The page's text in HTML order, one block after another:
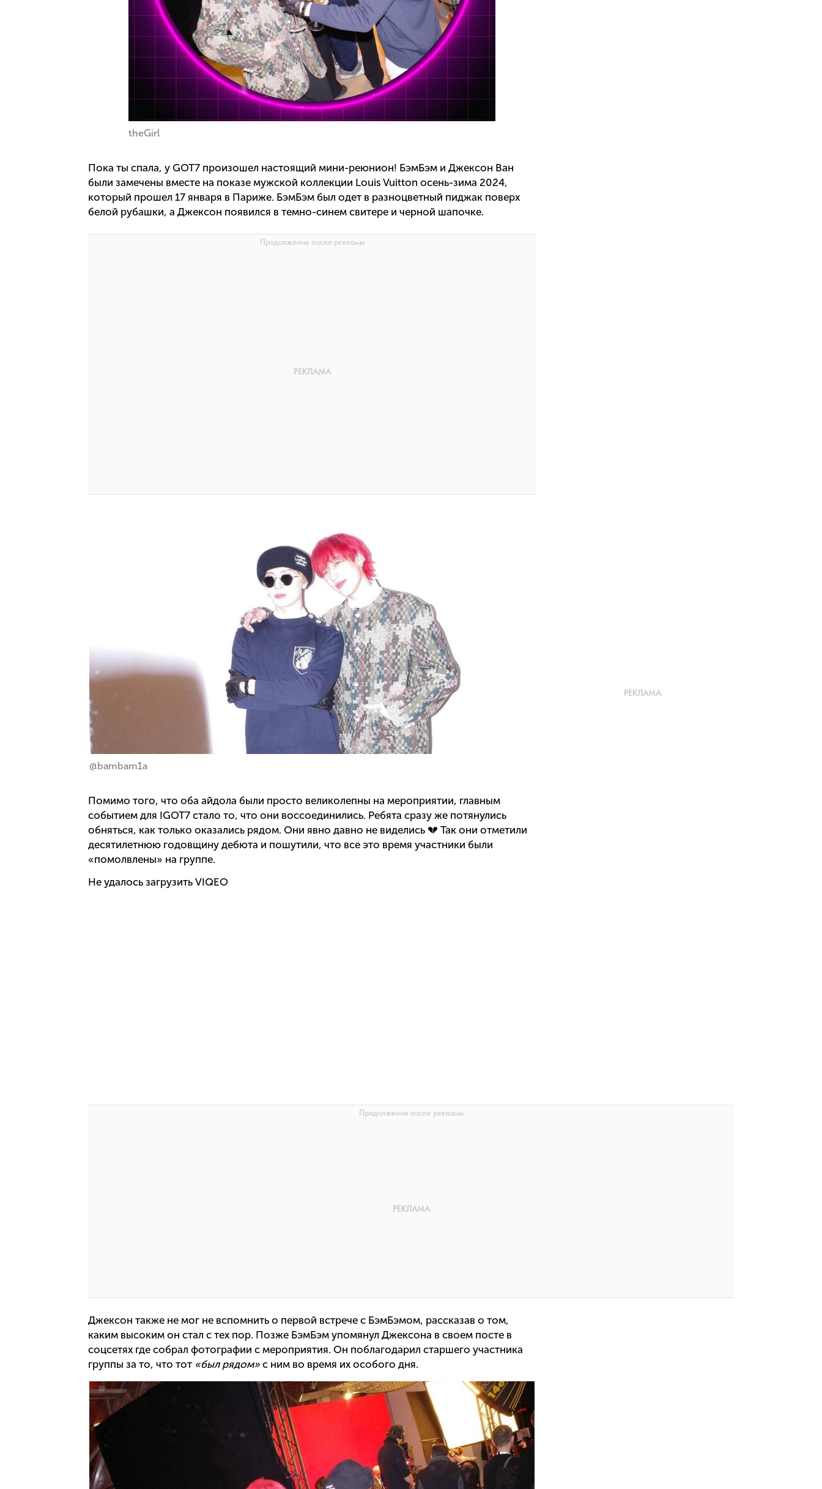
theGirl
Пока ты спала, у GOT7 произошел настоящий мини-реюнион! БэмБэм и Джексон Ван
были замечены вместе на показе мужской коллекции Louis Vuitton осень-зима 2024,
который прошел 17 января в Париже. БэмБэм был одет в разноцветный пиджак поверх
белой рубашки, а Джексон появился в темно-синем свитере и черной шапочке.
@bambam1a
Помимо того, что оба айдола были просто великолепны на мероприятии, главным
событием для IGOT7 стало то, что они воссоединились. Ребята сразу же потянулись
обняться, как только оказались рядом. Они явно давно не виделись 💔 Так они отметили
десятилетнюю годовщину дебюта и пошутили, что все это время участники были
«помолвлены» на группе.
Не удалось загрузить VIQEO
Джексон также не мог не вспомнить о первой встрече с БэмБэмом, рассказав о том,
каким высоким он стал с тех пор. Позже БэмБэм упомянул Джексона в своем посте в
соцсетях где собрал фотографии с мероприятия. Он поблагодарил старшего участника
группы за то, что тот «был рядом» с ним во время их особого дня.